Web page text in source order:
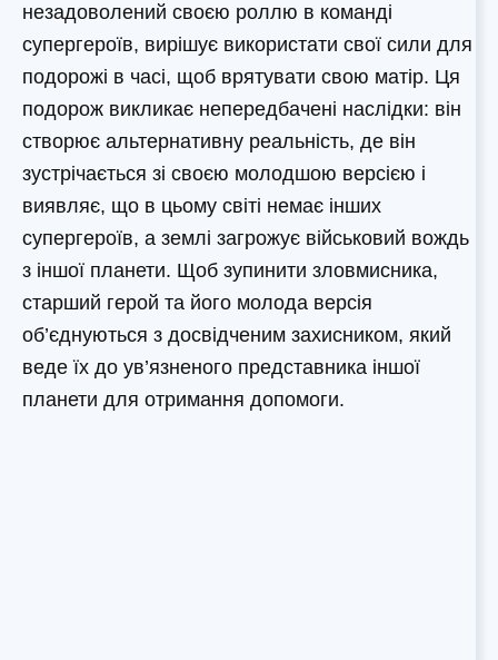
незадоволений своєю роллю в команді
супергероїв, вирішує використати свої сили для
подорожі в часі, щоб врятувати свою матір. Ця
подорож викликає непередбачені наслідки: він
створює альтернативну реальність, де він
зустрічається зі своєю молодшою версією і
виявляє, що в цьому світі немає інших
супергероїв, а землі загрожує військовий вождь
з іншої планети. Щоб зупинити зловмисника,
старший герой та його молода версія
об’єднуються з досвідченим захисником, який
веде їх до ув’язненого представника іншої
планети для отримання допомоги.